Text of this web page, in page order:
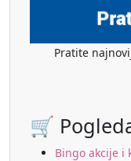
Pratite
🛒
Bingo akcije i